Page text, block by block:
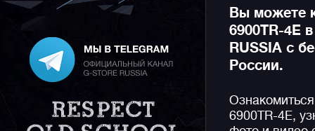
Вы можете
6900TR-4E
RUSSIA с
России.
6900TR-4E,